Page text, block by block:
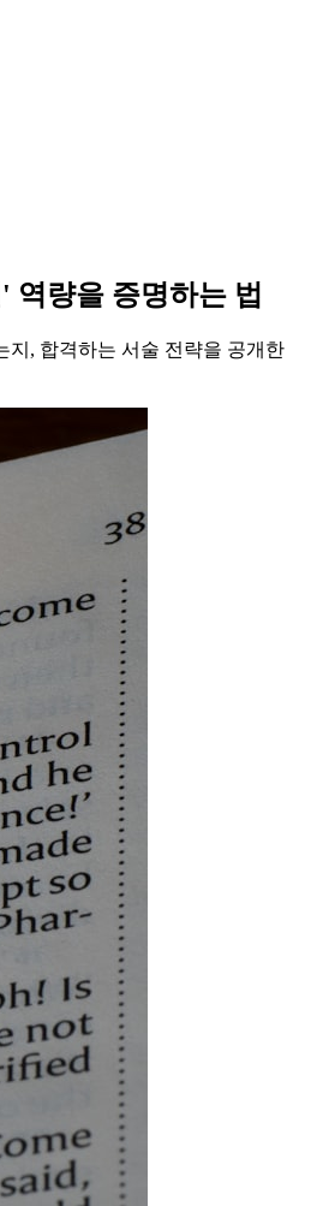
역량을 증명하는 법
지, 합격하는 서술 전략을 공개한